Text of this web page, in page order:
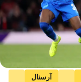
آرسنال